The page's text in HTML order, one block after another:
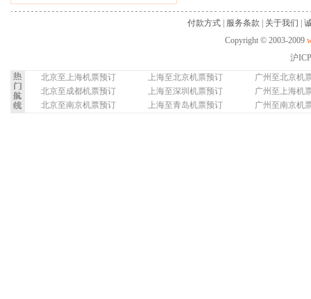
付款方式 服务条款 关于我们
Copyright © 2003-2009
沪
北京至上海机票预订
上海至北京机票预订
广州至北京机
北京至成都机票预订
上海至深圳机票预订
广州至上海机
北京至南京机票预订
上海至青岛机票预订 广州至南京机